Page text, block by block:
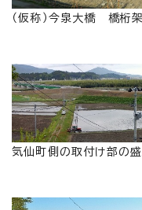
（仮称）今泉大橋 橋桁
気仙町側の取付け部の